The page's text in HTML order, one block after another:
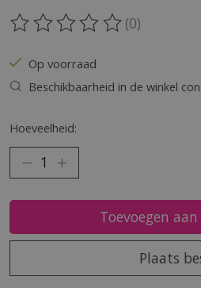
De beoordeling van dit
(0)
Op voorraad
Beschikbaarheid in de winkel
Hoeveelheid:
Toevoegen
Plaats